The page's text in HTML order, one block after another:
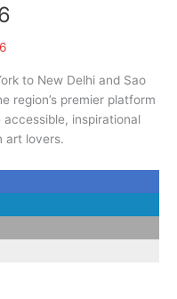
to New Delhi and Sao
region’s premier platform
inspirational
art lovers.